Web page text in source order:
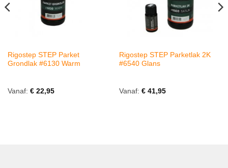
Rigostep STEP Parket
Grondlak #6130 Warm
Vanaf: €22,95
Rigostep STEP Parketlak 2K
#6540 Glans
Vanaf: €41,95